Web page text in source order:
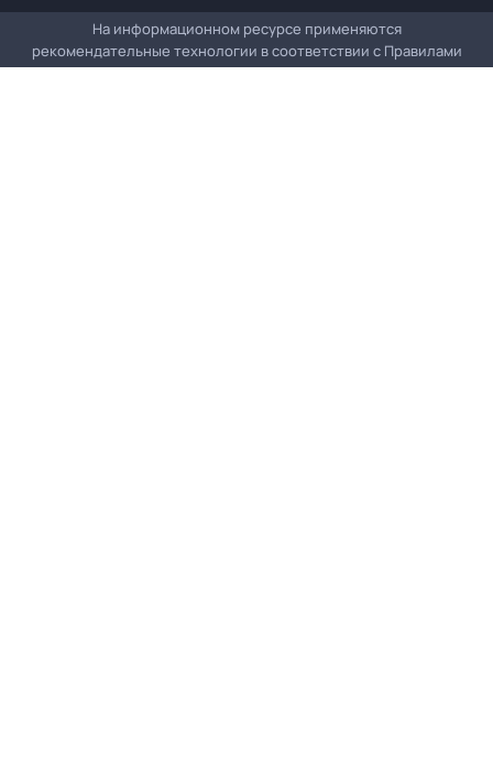
На информационном ресурсе применяются
рекомендательные технологии в соответствии с Правилами